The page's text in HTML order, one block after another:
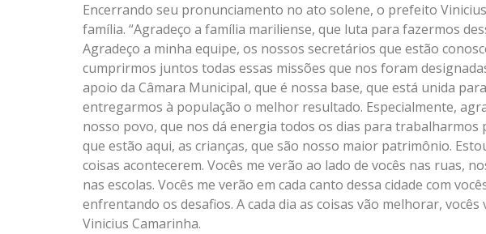
Encerrando seu pronunciamento no ato solene, o prefeito
família. “Agradeço a família mariliense, que luta para fazermos
Agradeço a minha equipe, os nossos secretários que estão
cumprirmos juntos todas essas missões que nos foram
apoio da Câmara Municipal, que é nossa base, que está unida
entregarmos à população o melhor resultado. Especialmente,
nosso povo, que nos dá energia todos os dias para trabalharmos
que estão aqui, as crianças, que são nosso maior patrimônio.
coisas acontecerem. Vocês me verão ao lado de vocês nas ruas,
nas escolas. Vocês me verão em cada canto dessa cidade com
enfrentando os desafios. A cada dia as coisas vão melhorar,
Vinicius Camarinha.